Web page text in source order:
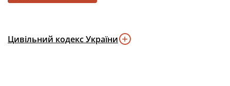
Цивільний кодекс України